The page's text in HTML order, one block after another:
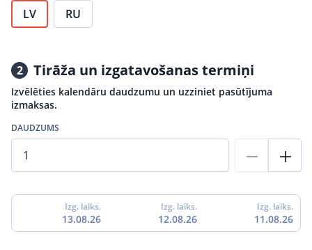
LV RU
2 Tirāža un izgatavošanas termiņi
Izvēlēties kalendāru daudzumu un uzziniet pasūtījuma
izmaksas.
DAUDZUMS
Izg. laiks.
13.08.26
Izg. laiks.
12.08.26
Izg. laiks.
11.08.26